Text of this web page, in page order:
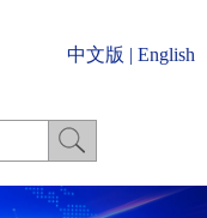
中文版 | English